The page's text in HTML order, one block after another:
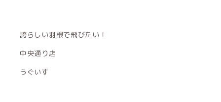
誇らしい羽根で飛びたい！
中央通り店
うぐいす